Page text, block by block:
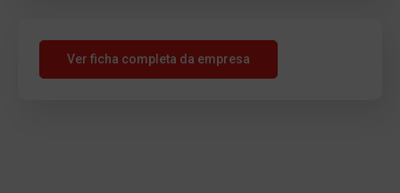
Ver ficha completa da empresa